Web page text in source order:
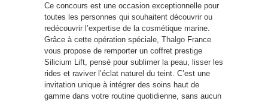
Ce concours est une occasion exceptionnelle pour
toutes les personnes qui souhaitent découvrir ou
redécouvrir l’expertise de la cosmétique marine.
Grâce à cette opération spéciale, Thalgo France
vous propose de remporter un coffret prestige
Silicium Lift, pensé pour sublimer la peau, lisser les
rides et raviver l’éclat naturel du teint. C’est une
invitation unique à intégrer des soins haut de
gamme dans votre routine quotidienne, sans aucun